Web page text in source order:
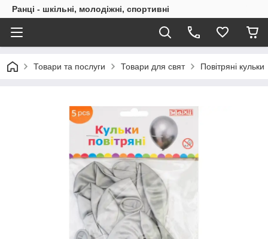
Ранці - шкільні, молодіжні, спортивні
Товари та послуги Товари для свят Повітряні кульки